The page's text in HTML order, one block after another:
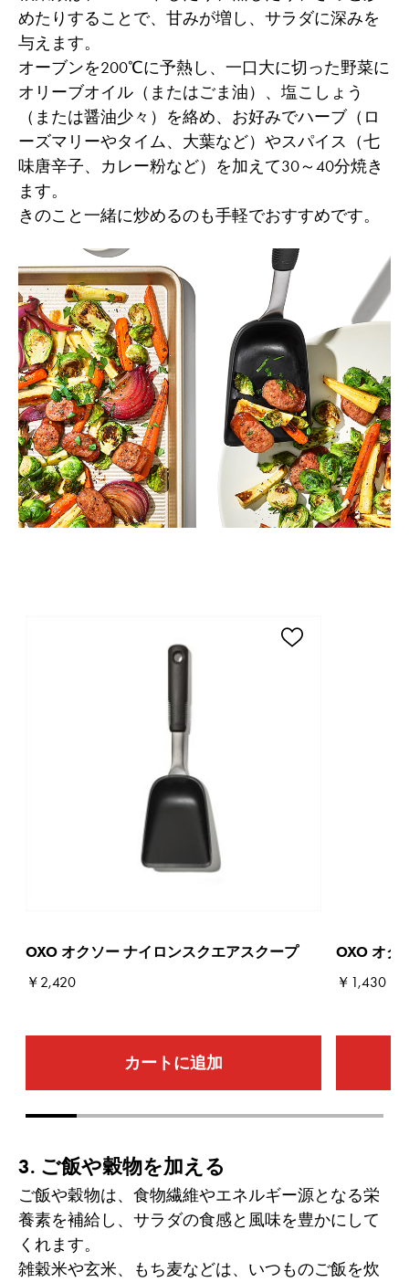
めたりすることで、甘みが増し、サラダに深みを
与えます。
オーブンを200℃に予熱し、一口大に切った野菜に
オリーブオイル（またはごま油）、塩こしょう
（または醤油少々）を絡め、お好みでハーブ（ロ
ーズマリーやタイム、大葉など）やスパイス（七
味唐辛子、カレー粉など）を加えて30～40分焼き
ます。
きのこと一緒に炒めるのも手軽でおすすめです。
OXO オクソー ナイロンスクエアスクープ
￥2,420
カートに追加
OXO オク
￥1,430
3. ご飯や穀物を加える
ご飯や穀物は、食物繊維やエネルギー源となる栄
養素を補給し、サラダの食感と風味を豊かにして
くれます。
雑穀米や玄米、もち麦などは、いつものご飯を炊